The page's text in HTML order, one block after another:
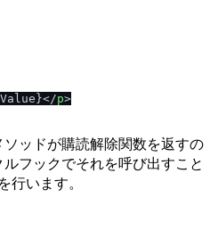
</p>
ソッドが購読解除関数を返すの
フックでそれを呼び出すこと
行います。